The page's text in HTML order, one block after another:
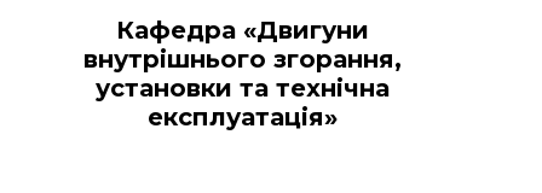
Кафедра «Двигуни
внутрішнього згорання,
установки та технічна
експлуатація»